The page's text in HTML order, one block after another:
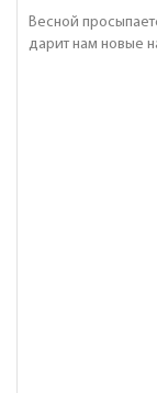
Весной
дарит нам новые